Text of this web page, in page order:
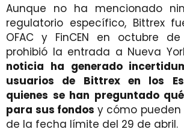
Aunque no ha mencionado
regulatorio específico, Bittrex
OFAC y FinCEN en octubre
prohibió la entrada a Nueva
noticia ha generado
usuarios de Bittrex en los
quienes se han preguntado
para sus fondos y cómo
de la fecha límite del 29 de abril.